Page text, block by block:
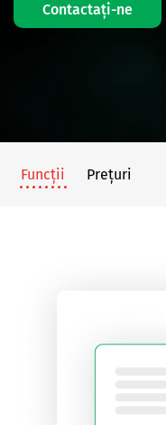
Contactaţi-ne
Funcții Prețuri